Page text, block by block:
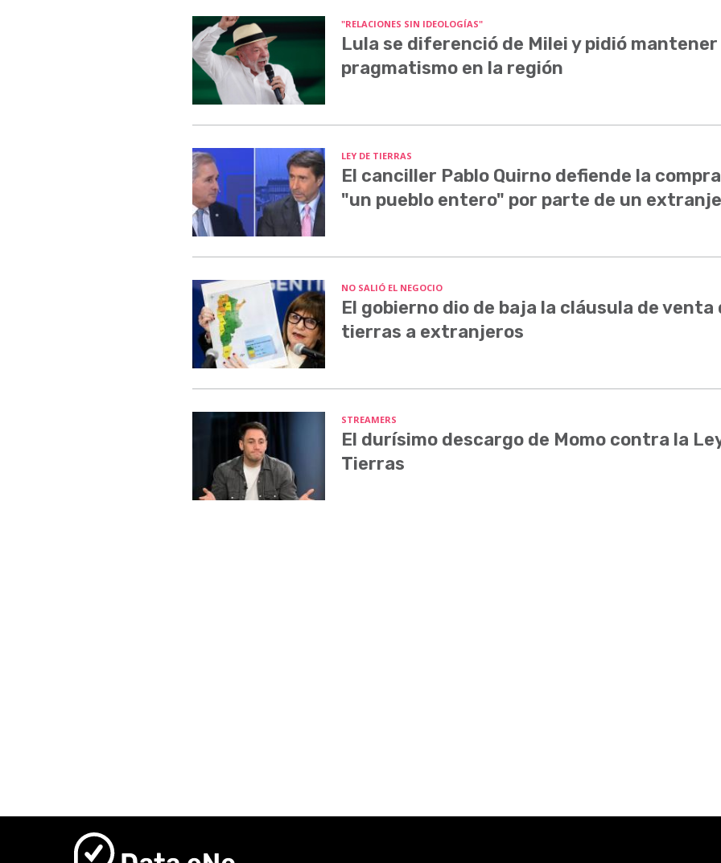
"RELACIONES SIN IDEOLOGÍAS"
Lula se diferenció de Milei y pidió mantener
pragmatismo en la región
LEY DE TIERRAS
El canciller Pablo Quirno defiende la
"un pueblo entero" por parte de un
NO SALIÓ EL NEGOCIO
El gobierno dio de baja la cláusula de venta
tierras a extranjeros
STREAMERS
El durísimo descargo de Momo contra la
Tierras